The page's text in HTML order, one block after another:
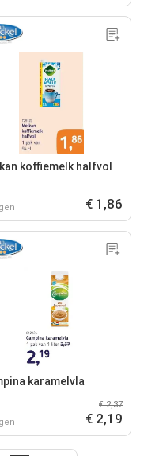
koffiemelk halfvol
€ 1,86
karamelvla
€ 2,37
€ 2,19